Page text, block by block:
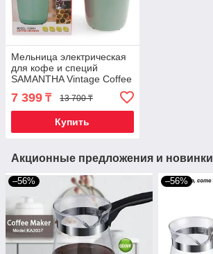
Мельница электрическая
для кофе и специй
SAMANTHA Vintage Coffee
Grinder 1800W
(Оливковый)
7 399 ₸ 13 700 ₸
Купить
Акционные предложения и новинки
–56% –56%